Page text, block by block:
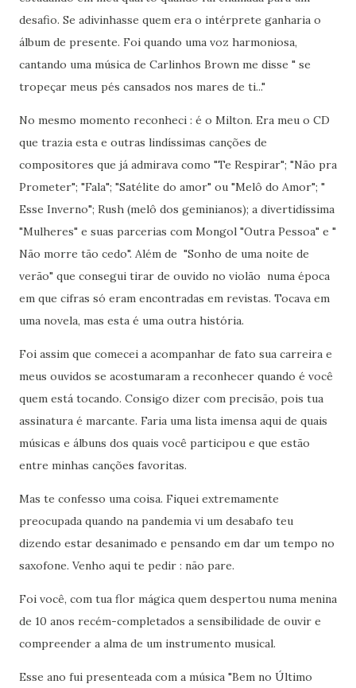
desafio. Se adivinhasse quem era o intérprete ganharia o
álbum de presente. Foi quando uma voz harmoniosa,
cantando uma música de Carlinhos Brown me disse " se
tropeçar meus pés cansados nos mares de ti..."
No mesmo momento reconheci : é o Milton. Era meu o CD
que trazia esta e outras lindíssimas canções de
compositores que já admirava como "Te Respirar"; "Não pra
Prometer"; "Fala"; "Satélite do amor" ou "Melô do Amor"; "
Esse Inverno"; Rush (melô dos geminianos); a divertidíssima
"Mulheres" e suas parcerias com Mongol "Outra Pessoa" e "
Não morre tão cedo". Além de "Sonho de uma noite de
verão" que consegui tirar de ouvido no violão numa época
em que cifras só eram encontradas em revistas. Tocava em
uma novela, mas esta é uma outra história.
Foi assim que comecei a acompanhar de fato sua carreira e
meus ouvidos se acostumaram a reconhecer quando é você
quem está tocando. Consigo dizer com precisão, pois tua
assinatura é marcante. Faria uma lista imensa aqui de quais
músicas e álbuns dos quais você participou e que estão
entre minhas canções favoritas.
Mas te confesso uma coisa. Fiquei extremamente
preocupada quando na pandemia vi um desabafo teu
dizendo estar desanimado e pensando em dar um tempo no
saxofone. Venho aqui te pedir : não pare.
Foi você, com tua flor mágica quem despertou numa menina
de 10 anos recém-completados a sensibilidade de ouvir e
compreender a alma de um instrumento musical.
Esse ano fui presenteada com a música "Bem no Último